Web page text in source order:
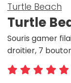
Turtle Beach
Turtle
Souris gamer
droitier, 7